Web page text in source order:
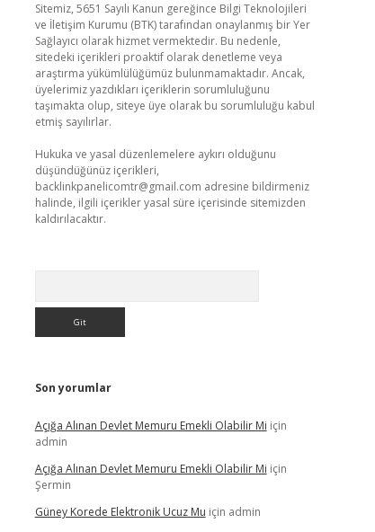
Sitemiz, 5651 Sayılı Kanun gereğince Bilgi Teknolojileri
ve İletişim Kurumu (BTK) tarafından onaylanmış bir Yer
Sağlayıcı olarak hizmet vermektedir. Bu nedenle,
sitedeki içerikleri proaktif olarak denetleme veya
araştırma yükümlülüğümüz bulunmamaktadır. Ancak,
üyelerimiz yazdıkları içeriklerin sorumluluğunu
taşımakta olup, siteye üye olarak bu sorumluluğu kabul
etmiş sayılırlar.
Hukuka ve yasal düzenlemelere aykırı olduğunu
düşündüğünüz içerikleri,
backlinkpanelicomtr@gmail.com adresine bildirmeniz
halinde, ilgili içerikler yasal süre içerisinde sitemizden
kaldırılacaktır.
Son yorumlar
Açığa Alınan Devlet Memuru Emekli Olabilir Mi için
admin
Açığa Alınan Devlet Memuru Emekli Olabilir Mi için
Şermin
Güney Korede Elektronik Ucuz Mu için admin